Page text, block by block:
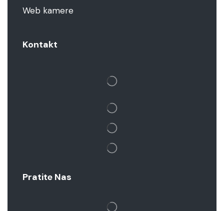
Web kamere
Kontakt
Pratite Nas